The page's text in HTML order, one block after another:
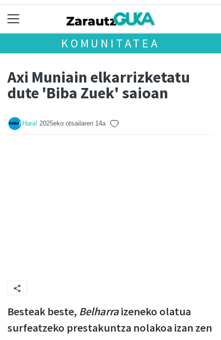
KOMUNITATEA
Axi Muniain elkarrizketatu
dute 'Biba Zuek' saioan
Hara! 2025eko otsailaren 14a
Besteak beste, Belharraizeneko olatua
surfeatzeko prestakuntza nolakoa izan zen